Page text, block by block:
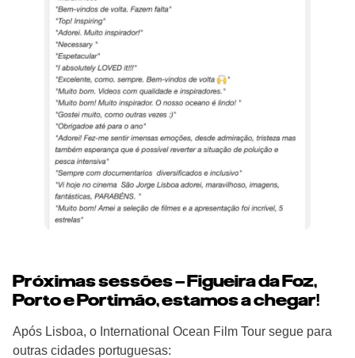
Próximas sessões – Figueira da Foz,
Porto e Portimão, estamos a chegar!
Após Lisboa, o International Ocean Film Tour segue para
outras cidades portuguesas: